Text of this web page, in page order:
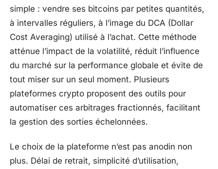
simple : vendre ses bitcoins par petites quantités,
à intervalles réguliers, à l’image du DCA (Dollar
Cost Averaging) utilisé à l’achat. Cette méthode
atténue l’impact de la volatilité, réduit l’influence
du marché sur la performance globale et évite de
tout miser sur un seul moment. Plusieurs
plateformes crypto proposent des outils pour
automatiser ces arbitrages fractionnés, facilitant
la gestion des sorties échelonnées.
Le choix de la plateforme n’est pas anodin non
plus. Délai de retrait, simplicité d’utilisation,